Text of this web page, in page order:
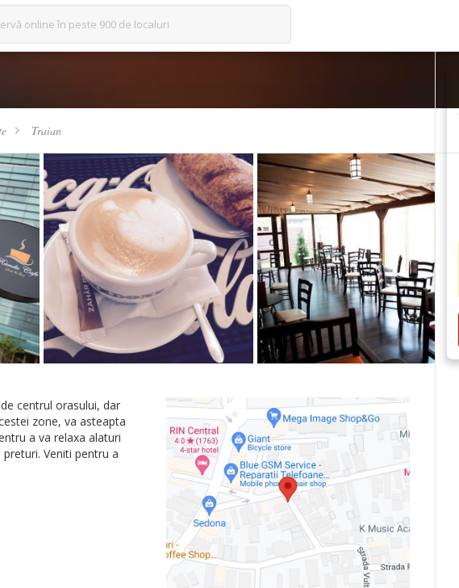
online în peste 900 de localuri
Traian
centrul orasului, dar
zone, va asteapta
a va relaxa alaturi
Veniti pentru a